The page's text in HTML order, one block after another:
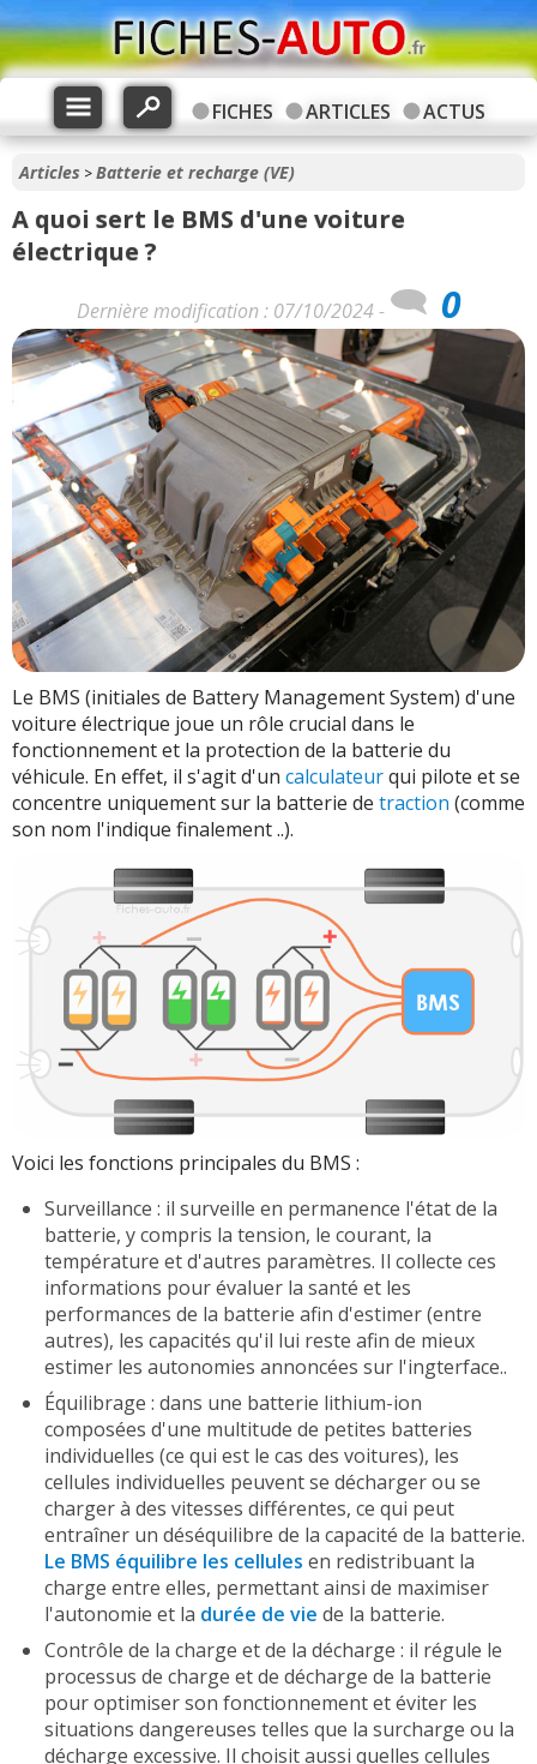
FICHES ARTICLES ACTUS
Articles >Batterie et recharge (VE)
A quoi sert le BMS d'une voiture
électrique ?
Dernière modification : 07/10/2024 - 0
Le BMS (initiales de Battery Management System) d'une
voiture électrique joue un rôle crucial dans le
fonctionnement et la protection de la batterie du
véhicule. En effet, il s'agit d'un calculateurqui pilote et se
concentre uniquement sur la batterie de traction (comme
son nom l'indique finalement ..).
Voici les fonctions principales du BMS :
Surveillance : il surveille en permanence l'état de la
batterie, y compris la tension, le courant, la
température et d'autres paramètres. Il collecte ces
informations pour évaluer la santé et les
performances de la batterie afin d'estimer (entre
autres), les capacités qu'il lui reste afin de mieux
estimer les autonomies annoncées sur l'ingterface..
Équilibrage : dans une batterie lithium-ion
composées d'une multitude de petites batteries
individuelles (ce qui est le cas des voitures), les
cellules individuelles peuvent se décharger ou se
charger à des vitesses différentes, ce qui peut
entraîner un déséquilibre de la capacité de la batterie.
Le BMS équilibre les cellules en redistribuant la
charge entre elles, permettant ainsi de maximiser
l'autonomie et la durée de vie de la batterie.
Contrôle de la charge et de la décharge : il régule le
processus de charge et de décharge de la batterie
pour optimiser son fonctionnement et éviter les
situations dangereuses telles que la surcharge ou la
décharge excessive. Il choisit aussi quelles cellules